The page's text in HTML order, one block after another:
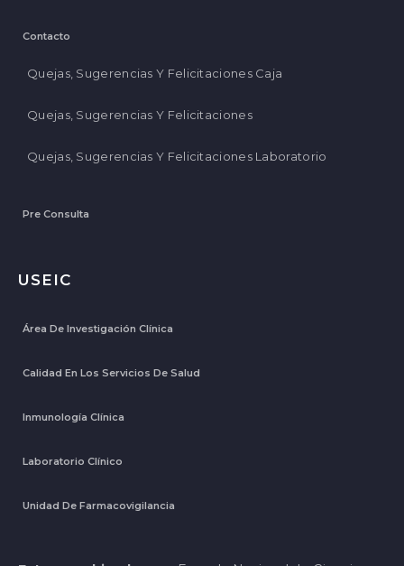
Contacto
Quejas, Sugerencias Y Felicitaciones Caja
Quejas, Sugerencias Y Felicitaciones
Quejas, Sugerencias Y Felicitaciones Laboratorio
Pre Consulta
USEIC
Área De Investigación Clínica
Calidad En Los Servicios De Salud
Inmunología Clínica
Laboratorio Clínico
Unidad De Farmacovigilancia